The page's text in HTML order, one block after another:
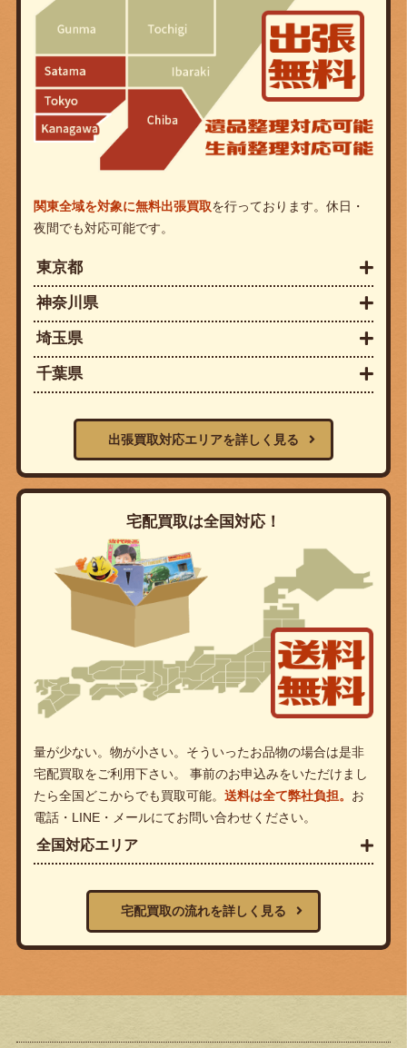
関東全域を対象に無料出張買取を行っております。休日・
夜間でも対応可能です。
東京都
神奈川県
埼玉県
千葉県
出張買取対応エリアを詳しく見る
宅配買取は全国対応！
量が少ない。物が小さい。そういったお品物の場合は是非
宅配買取をご利用下さい。 事前のお申込みをいただけまし
たら全国どこからでも買取可能。 送料は全て弊社負担。 お
電話・LINE・メールにてお問い合わせください。
全国対応エリア
宅配買取の流れを詳しく見る